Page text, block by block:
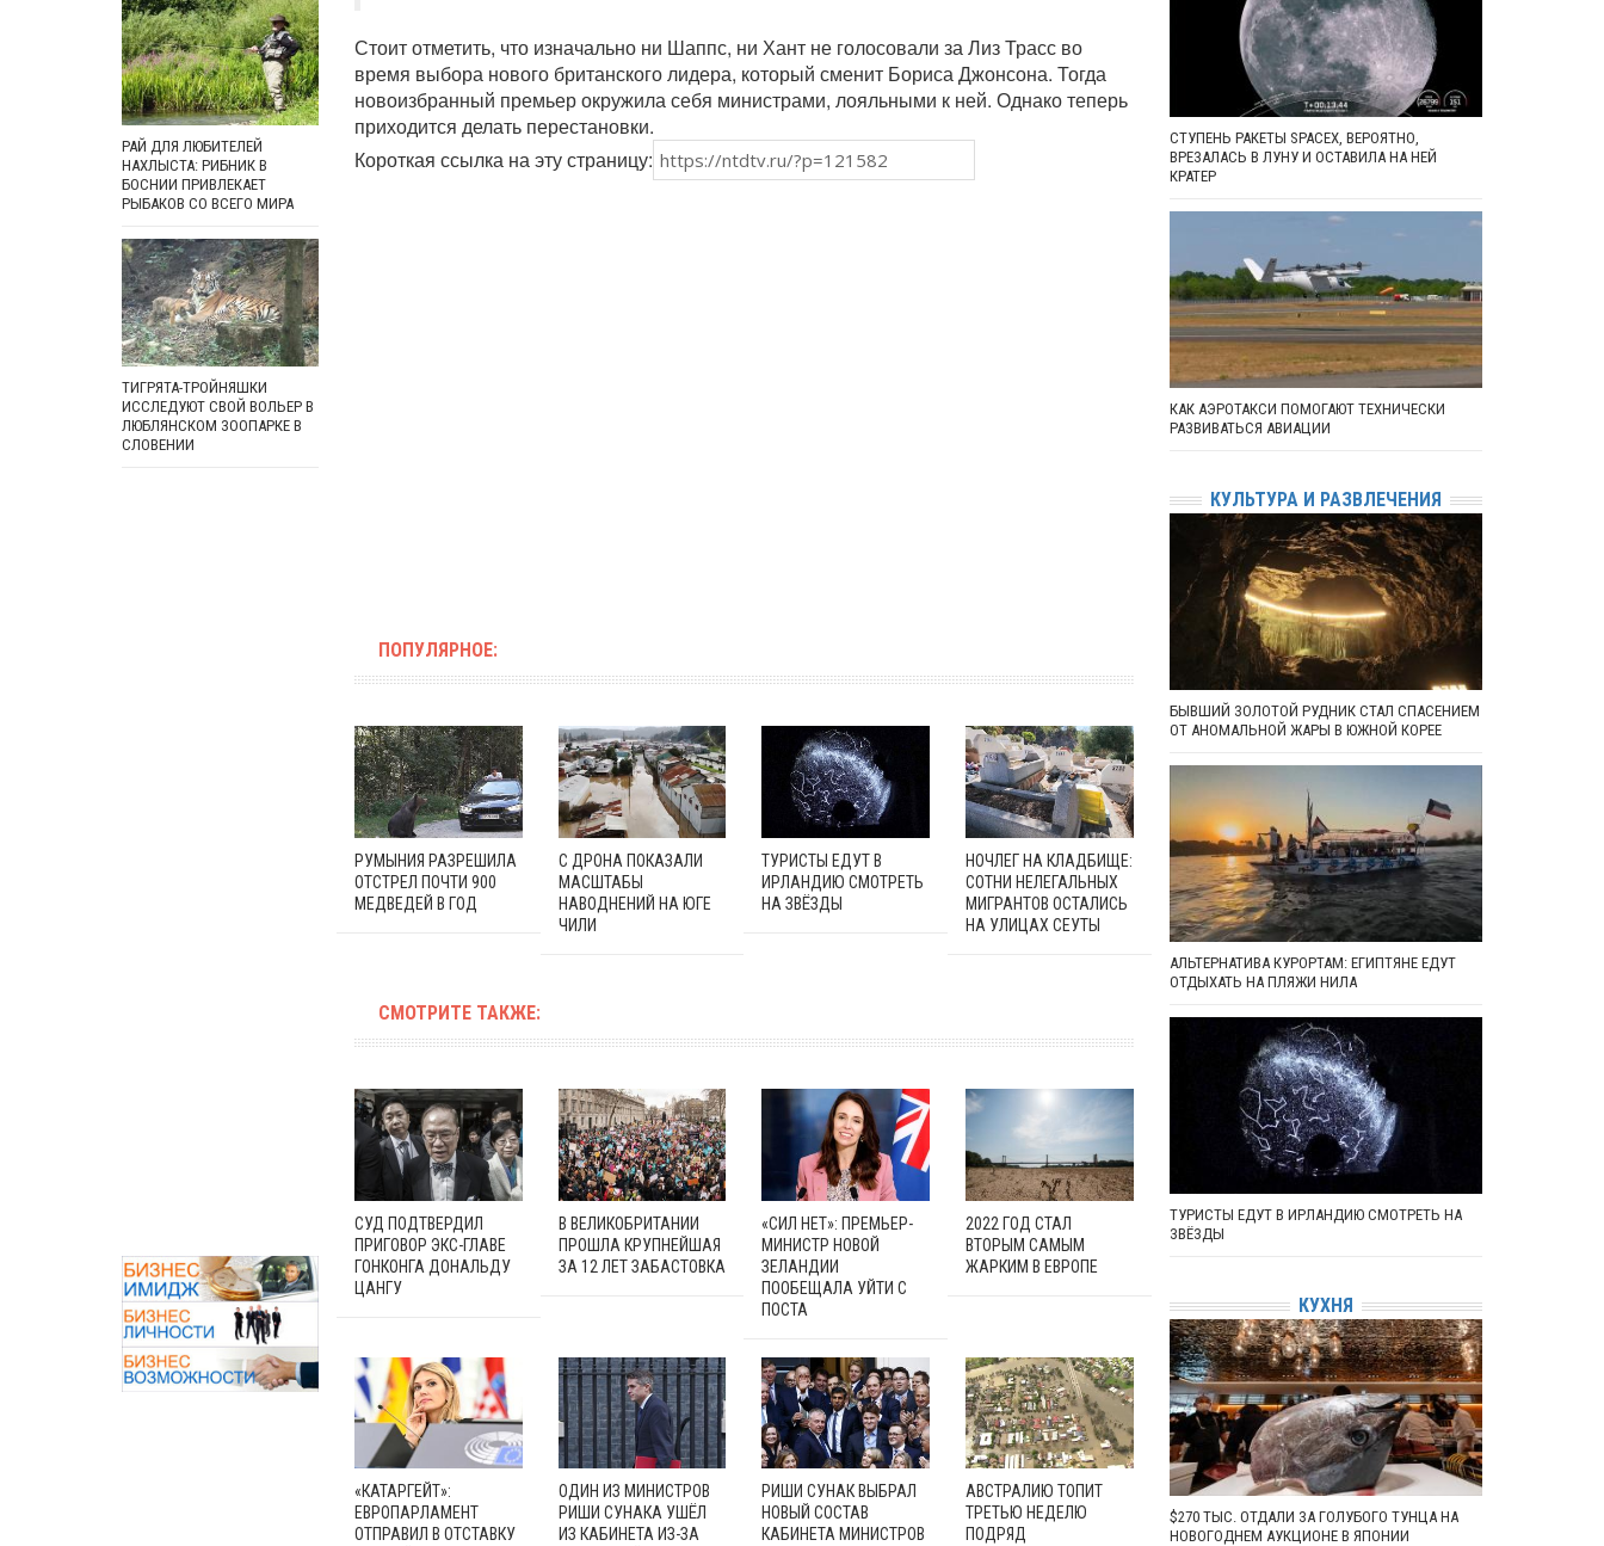
Стоит отметить, что изначально ни Шаппс, ни Хант не голосовали за Лиз Трасс во
время выбора нового британского лидера, который сменит Бориса Джонсона. Тогда
новоизбранный премьер окружила себя министрами, лояльными к ней. Однако теперь
приходится делать перестановки.
Короткая ссылка на эту страницу:
ПОПУЛЯРНОЕ:
РУМЫНИЯ РАЗРЕШИЛА
ОТСТРЕЛ ПОЧТИ 900
МЕДВЕДЕЙ В ГОД
С ДРОНА ПОКАЗАЛИ
МАСШТАБЫ
НАВОДНЕНИЙ НА ЮГЕ
ЧИЛИ
ТУРИСТЫ ЕДУТ В
ИРЛАНДИЮ СМОТРЕТЬ
НА ЗВЁЗДЫ
НОЧЛЕГ НА КЛАДБИЩЕ:
СОТНИ НЕЛЕГАЛЬНЫХ
МИГРАНТОВ ОСТАЛИСЬ
НА УЛИЦАХ СЕУТЫ
СМОТРИТЕ ТАКЖЕ:
СУД ПОДТВЕРДИЛ
ПРИГОВОР ЭКС-ГЛАВЕ
ГОНКОНГА ДОНАЛЬДУ
ЦАНГУ
В ВЕЛИКОБРИТАНИИ
ПРОШЛА КРУПНЕЙШАЯ
ЗА 12 ЛЕТ ЗАБАСТОВКА
«СИЛ НЕТ»: ПРЕМЬЕР-
МИНИСТР НОВОЙ
ЗЕЛАНДИИ
ПООБЕЩАЛА УЙТИ С
ПОСТА
2022 ГОД СТАЛ
ВТОРЫМ САМЫМ
ЖАРКИМ В ЕВРОПЕ
«КАТАРГЕЙТ»:
ЕВРОПАРЛАМЕНТ
ОТПРАВИЛ В ОТСТАВКУ
ОДИН ИЗ МИНИСТРОВ
РИШИ СУНАКА УШЁЛ
ИЗ КАБИНЕТА ИЗ-ЗА
РИШИ СУНАК ВЫБРАЛ
НОВЫЙ СОСТАВ
КАБИНЕТА МИНИСТРОВ
АВСТРАЛИЮ ТОПИТ
ТРЕТЬЮ НЕДЕЛЮ
ПОДРЯД
РАЙ ДЛЯ ЛЮБИТЕЛЕЙ
НАХЛЫСТА: РИБНИК В
БОСНИИ ПРИВЛЕКАЕТ
РЫБАКОВ СО ВСЕГО МИРА
ТИГРЯТА-ТРОЙНЯШКИ
ИССЛЕДУЮТ СВОЙ ВОЛЬЕР В
ЛЮБЛЯНСКОМ ЗООПАРКЕ В
СЛОВЕНИИ
СТУПЕНЬ РАКЕТЫ SPACEX, ВЕРОЯТНО,
ВРЕЗАЛАСЬ В ЛУНУ И ОСТАВИЛА НА НЕЙ
КРАТЕР
КАК АЭРОТАКСИ ПОМОГАЮТ ТЕХНИЧЕСКИ
РАЗВИВАТЬСЯ АВИАЦИИ
КУЛЬТУРА И РАЗВЛЕЧЕНИЯ
БЫВШИЙ ЗОЛОТОЙ РУДНИК СТАЛ СПАСЕНИЕМ
ОТ АНОМАЛЬНОЙ ЖАРЫ В ЮЖНОЙ КОРЕЕ
АЛЬТЕРНАТИВА КУРОРТАМ: ЕГИПТЯНЕ ЕДУТ
ОТДЫХАТЬ НА ПЛЯЖИ НИЛА
ТУРИСТЫ ЕДУТ В ИРЛАНДИЮ СМОТРЕТЬ НА
ЗВЁЗДЫ
КУХНЯ
$270 ТЫС. ОТДАЛИ ЗА ГОЛУБОГО ТУНЦА НА
НОВОГОДНЕМ АУКЦИОНЕ В ЯПОНИИ